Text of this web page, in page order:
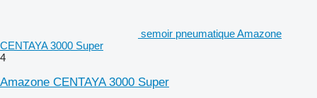
semoir pneumatique Amazone
CENTAYA 3000 Super
4
Amazone CENTAYA 3000 Super